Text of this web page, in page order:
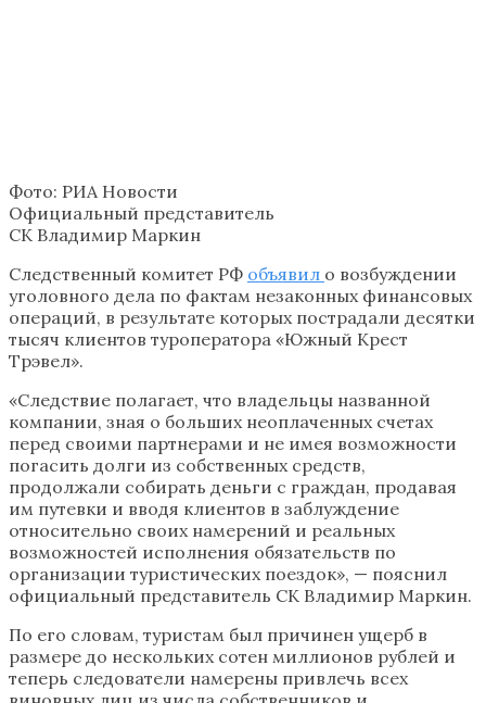
Фото: РИА Новости
Официальный представитель
СК Владимир Маркин
Следственный комитет РФ объявил о возбуждении
уголовного дела по фактам незаконных финансовых
операций, в результате которых пострадали десятки
тысяч клиентов туроператора «Южный Крест
Трэвел».
«Следствие полагает, что владельцы названной
компании, зная о больших неоплаченных счетах
перед своими партнерами и не имея возможности
погасить долги из собственных средств,
продолжали собирать деньги с граждан, продавая
им путевки и вводя клиентов в заблуждение
относительно своих намерений и реальных
возможностей исполнения обязательств по
организации туристических поездок», — пояснил
официальный представитель СК Владимир Маркин.
По его словам, туристам был причинен ущерб в
размере до нескольких сотен миллионов рублей и
теперь следователи намерены привлечь всех